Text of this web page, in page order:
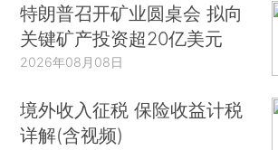
特朗普召开矿业圆桌会 拟向
关键矿产投资超20亿美元
2026年08月08日
境外收入征税 保险收益计税
详解(含视频)